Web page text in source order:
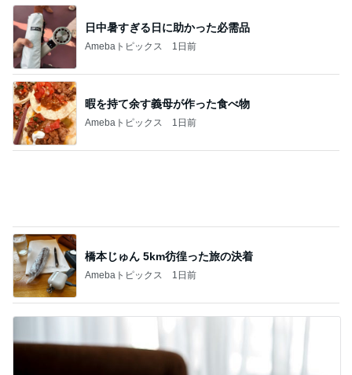
日中暑すぎる日に助かった必需品
Amebaトピックス 1日前
暇を持て余す義母が作った食べ物
Amebaトピックス 1日前
橋本じゅん 5km彷徨った旅の決着
Amebaトピックス 1日前